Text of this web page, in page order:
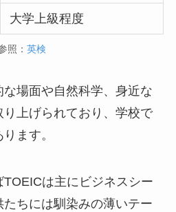
大学上級程度
照： 英検
場面や自然科学、身近な
上げられており、学校で
ます。
は主にビジネスシー
ちには馴染みの薄いテー